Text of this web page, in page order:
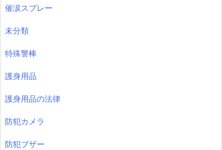
催涙スプレー
未分類
特殊警棒
護身用品
護身用品の法律
防犯カメラ
防犯ブザー